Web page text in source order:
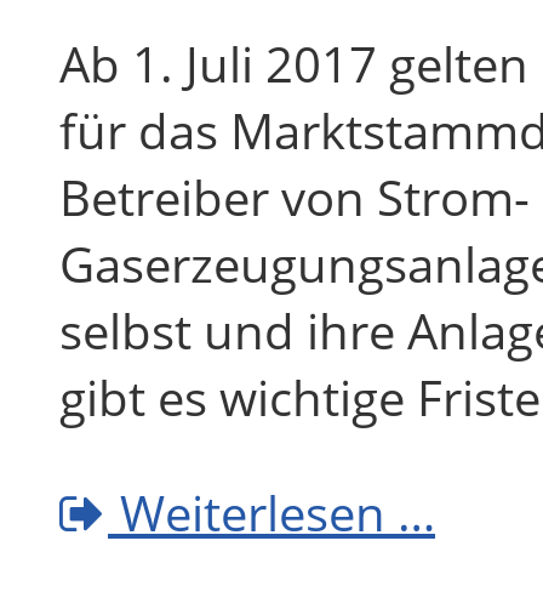
Ab 1. Juli 2017
für das
Betreiber von
selbst und ihre
gibt es wichtige
Weiterlesen …